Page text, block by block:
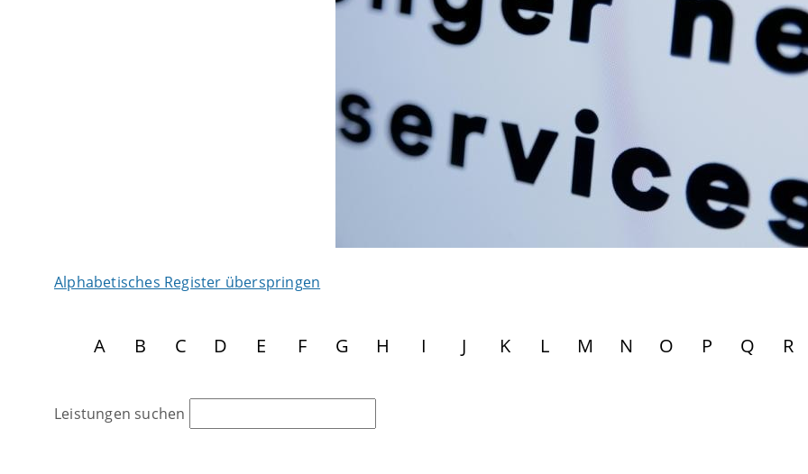
Alphabetisches Register überspringen
A B C D E F G H I J K L M N O P Q R
Leistungen suchen